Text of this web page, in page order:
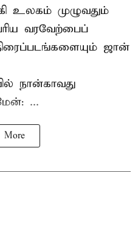
உலகம் முழுவதும்
வரவேற்பைப்
ஜான்
நான்காவது
...
More